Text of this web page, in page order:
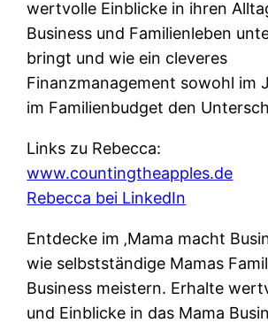
wertvolle Einblicke in ihren
Business und Familienleben
bringt und wie ein cleveres
Finanzmanagement sowohl im
im Familienbudget den
Links zu Rebecca:
www.countingtheapples.de
Rebecca bei LinkedIn
Entdecke im ‚Mama macht
wie selbstständige Mamas
Business meistern. Erhalte
und Einblicke in das Mama